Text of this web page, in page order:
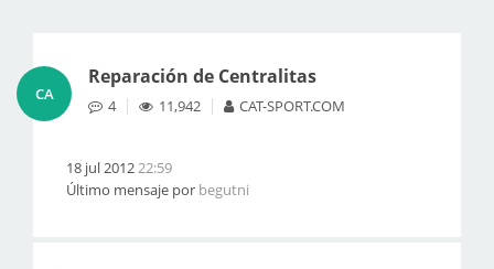
CA
Reparación de Centralitas
4 11,942 CAT-SPORT.COM
18 jul 201222:59
Último mensaje por begutni